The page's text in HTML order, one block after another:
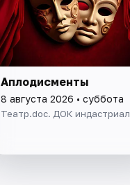
Аплодисменты
8 августа 2026 • суббота
Театр.doc. ДОК индастриал